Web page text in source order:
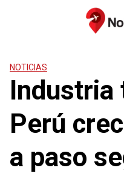
NOTICIAS
Industria
Perú
a paso